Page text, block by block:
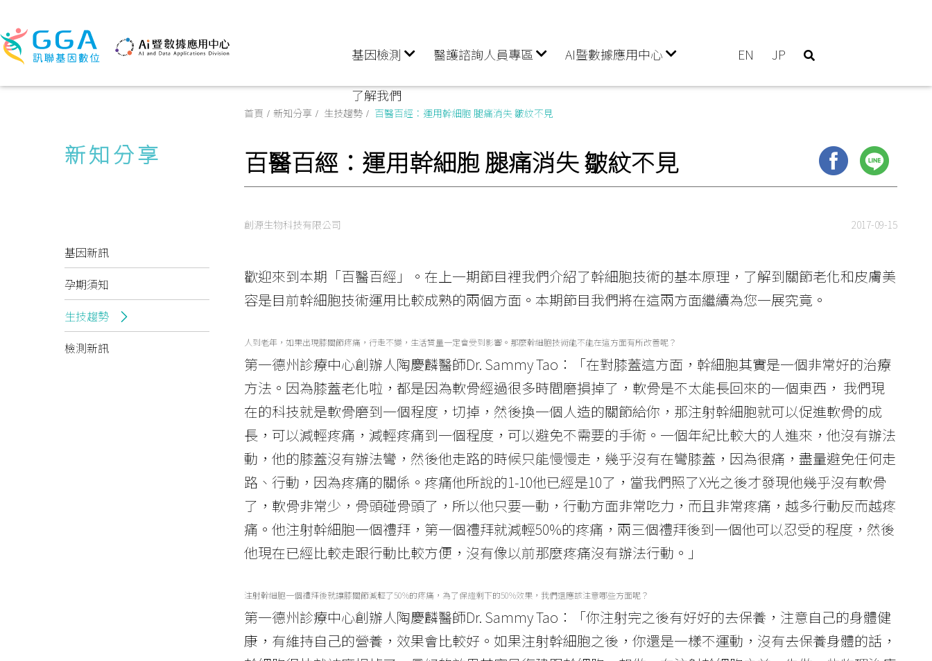
基因檢測 醫護諮詢人員專區 AI暨數據應用中心
了解我們
EN JP
新知分享
基因新訊
孕期須知
生技趨勢
檢測新訊
首頁 新知分享 生技趨勢 百醫百經：運用幹細胞 腿痛消失 皺紋不見
百醫百經：運用幹細胞 腿痛消失 皺紋不見
創源生物科技有限公司 2017-09-15
歡迎來到本期「百醫百經」。在上一期節目裡我們介紹了幹細胞技術的基本原理，了解到關節老化和皮膚美
容是目前幹細胞技術運用比較成熟的兩個方面。本期節目我們將在這兩方面繼續為您一展究竟。
人到老年，如果出現膝關節疼痛，行走不變，生活質量一定會受到影響。那麼幹細胞技術能不能在這方面有所改善呢？
第一德州診療中心創辦人陶慶麟醫師Dr. Sammy Tao：「在對膝蓋這方面，幹細胞其實是一個非常好的治療
方法。因為膝蓋老化啦，都是因為軟骨經過很多時間磨損掉了，軟骨是不太能長回來的一個東西， 我們現
在的科技就是軟骨磨到一個程度，切掉，然後換一個人造的關節給你，那注射幹細胞就可以促進軟骨的成
長，可以減輕疼痛，減輕疼痛到一個程度，可以避免不需要的手術。一個年紀比較大的人進來，他沒有辦法
動，他的膝蓋沒有辦法彎，然後他走路的時候只能慢慢走，幾乎沒有在彎膝蓋，因為很痛，盡量避免任何走
路、行動，因為疼痛的關係。疼痛他所說的1-10他已經是10了，當我們照了X光之後才發現他幾乎沒有軟骨
了，軟骨非常少，骨頭碰骨頭了，所以他只要一動，行動方面非常吃力，而且非常疼痛，越多行動反而越疼
痛。他注射幹細胞一個禮拜，第一個禮拜就減輕50%的疼痛，兩三個禮拜後到一個他可以忍受的程度，然後
他現在已經比較走跟行動比較方便，沒有像以前那麼疼痛沒有辦法行動。」
注射幹細胞一個禮拜後就讓膝關節減輕了50%的疼痛，為了保證剩下的50%效果，我們還應該注意哪些方面呢？
第一德州診療中心創辦人陶慶麟醫師Dr. Sammy Tao：「你注射完之後有好好的去保養，注意自己的身體健
康，有維持自己的營養，效果會比較好。如果注射幹細胞之後，你還是一樣不運動，沒有去保養身體的話，